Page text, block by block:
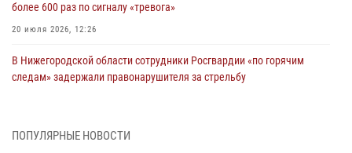
более 600 раз по сигналу «тревога»
20 июля 2026, 12:26
В Нижегородской области сотрудники Росгвардии «по горячим
следам» задержали правонарушителя за стрельбу
В Нижегородской области продолжаются мероприятия в рамках
ПОПУЛЯРНЫЕ НОВОСТИ